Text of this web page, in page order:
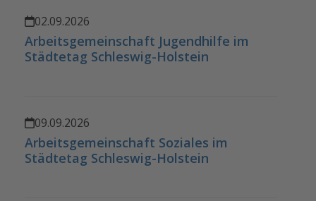
02.09.2026
Arbeitsgemeinschaft Jugendhilfe im
Städtetag Schleswig-Holstein
09.09.2026
Arbeitsgemeinschaft Soziales im
Städtetag Schleswig-Holstein